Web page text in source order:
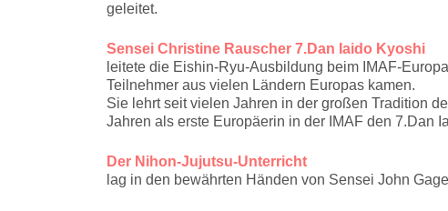
geleitet.
Sensei Christine Rauscher 7.Dan Iaido Kyoshi
leitete die Eishin-Ryu-Ausbildung beim IMAF-
Teilnehmer aus vielen Ländern Europas kamen.
Sie lehrt seit vielen Jahren in der großen Tradition
Jahren als erste Europäerin in der IMAF den 7.Dan
Der Nihon-Jujutsu-Unterricht
lag in den bewährten Händen von Sensei John